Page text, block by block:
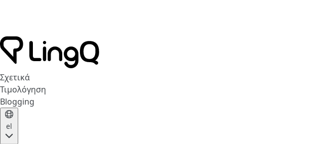
Σχετικά
Τιμολόγηση
Blogging
el